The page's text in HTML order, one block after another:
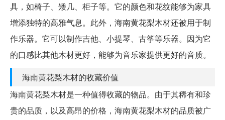
具，如椅子、矮几、柜子等。它的颜色和花纹能够为家具
增添独特的高雅气息。此外，海南黄花梨木材还被用于制
作乐器。它可以制作吉他、小提琴、古筝等乐器。因为它
的口感比其他木材更好，能够为音乐家提供更好的音质。
海南黄花梨木材的收藏价值
海南黄花梨木材是一种值得收藏的物品。由于其稀有和珍
贵的品质，以及高昂的价格，海南黄花梨木材的品质被广